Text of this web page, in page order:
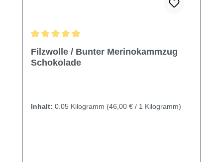
Filzwolle / Bunter Merinokammzug
Schokolade
Inhalt: 0.05 Kilogramm (46,00 € / 1 Kilogramm)